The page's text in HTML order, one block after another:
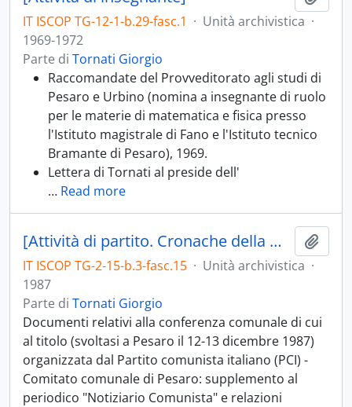
IT ISCOP TG-12-1-b.29-fasc.1 · Unità archivistica ·
1969-1972
Parte di Tornati Giorgio
Raccomandate del Provveditorato agli studi di
Pesaro e Urbino (nomina a insegnante di ruolo
per le materie di matematica e fisica presso
l'Istituto magistrale di Fano e l'Istituto tecnico
Bramante di Pesaro), 1969.
Lettera di Tornati al preside dell'
… Read more
[Attività di partito. Cronache della macchina da abitare]
IT ISCOP TG-2-15-b.3-fasc.15 · Unità archivistica ·
1987
Parte di Tornati Giorgio
Documenti relativi alla conferenza comunale di cui
al titolo (svoltasi a Pesaro il 12-13 dicembre 1987)
organizzata dal Partito comunista italiano (PCI) -
Comitato comunale di Pesaro: supplemento al
periodico "Notiziario Comunista" e relazioni